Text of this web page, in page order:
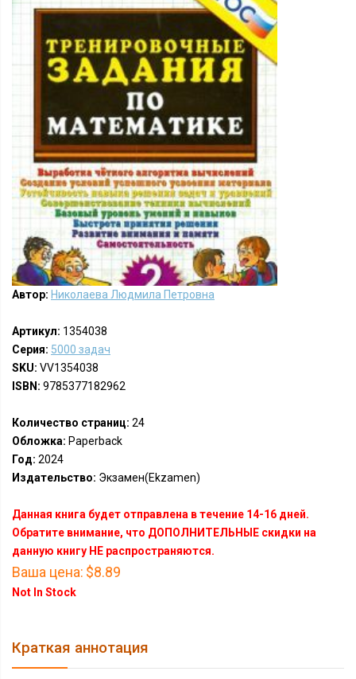
Автор: Николаева Людмила Петровна
Артикул: 1354038
Серия: 5000 задач
SKU: VV1354038
ISBN: 9785377182962
Количество страниц: 24
Обложка: Paperback
Год: 2024
Издательство: Экзамен(Ekzamen)
Данная книга будет отправлена в течение 14-16 дней.
Обратите внимание, что ДОПОЛНИТЕЛЬНЫЕ скидки на
данную книгу НЕ распространяются.
Ваша цена: $8.89
Not In Stock
Краткая аннотация